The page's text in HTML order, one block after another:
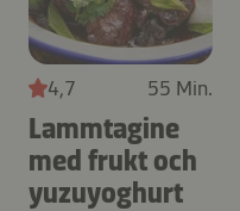
4,7 55 Min.
Lammtagine
med frukt och
yuzuyoghurt